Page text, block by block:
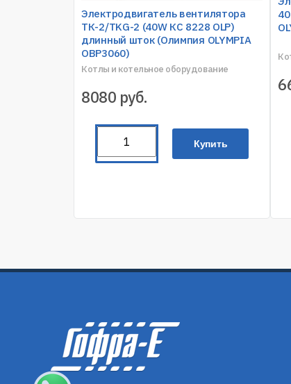
Электродвигатель вентилятора
ТК-2/TKG-2 (40W КС 8228 OLP)
длинный шток (Олимпия OLYMPIA
OBP3060)
Котлы и котельное оборудование
8080 руб.
Купить